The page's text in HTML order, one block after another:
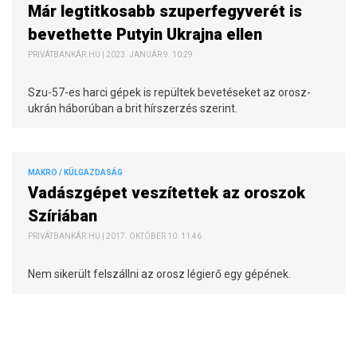
Már legtitkosabb szuperfegyverét is
bevethette Putyin Ukrajna ellen
PRIVÁTBANKÁR.HU | 2023. JANUÁR 9. 10:29
Szu-57-es harci gépek is repültek bevetéseket az orosz-
ukrán háborúban a brit hírszerzés szerint.
MAKRO / KÜLGAZDASÁG
Vadászgépet veszítettek az oroszok
Szíriában
PRIVÁTBANKÁR.HU | 2017. OKTÓBER 10. 11:46
Nem sikerült felszállni az orosz légierő egy gépének.